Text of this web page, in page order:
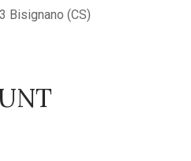
Bisignano (CS)